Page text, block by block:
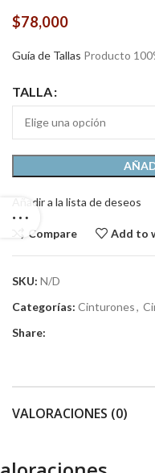
$78,000
Guía de Tallas Producto
TALLA
Añadir a la lista de deseos
Compare Add to
SKU: N/D
Categorías: Cinturones,
Share:
VALORACIONES (0)